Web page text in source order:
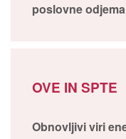
poslovne
OVE IN SPTE
Obnovljivi viri